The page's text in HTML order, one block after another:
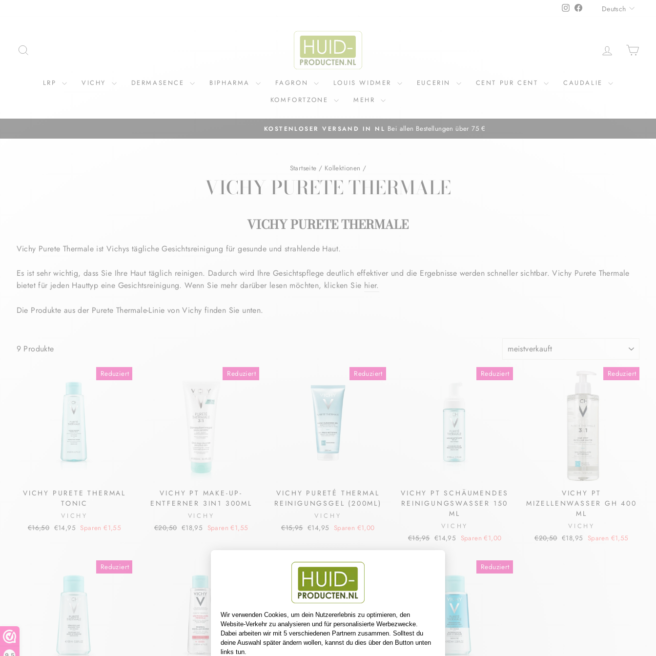
InstagramFacebookDeutsch
LRP VICHY DERMASENCE BIPHARMA FAGRON LOUIS WIDMER EUCERIN CENT PUR CENT
CAUDALIE
KOMFORTZONE
MEHR
Pause
KOSTENLOSER VERSAND IN NL Bei allen Bestellungen über 75 €
Startseite / Kollektionen /
VICHY PURETE THERMALE
VICHY PURETE THERMALE
Vichy Purete Thermale ist Vichys tägliche Gesichtsreinigung für gesunde und strahlende Haut.
Es ist sehr wichtig, dass Sie Ihre Haut täglich reinigen. Dadurch wird Ihre Gesichtspflege deutlich effektiver und die Ergebnisse werden schneller sichtbar. Vichy Purete Thermale
bietet für jeden Hauttyp eine Gesichtsreinigung. Wenn Sie mehr darüber lesen möchten, klicken Sie hier.
Die Produkte aus der Purete Thermale-Linie von Vichy finden Sie unten.
9 Produkte
Reduziert
VICHY PURETE THERMAL
TONIC
VICHY
Normaler
€16,50 Sonderpreis
€14,95 Sparen €1,55
Reduziert
VICHY PT MAKE-UP-
ENTFERNER 3IN1 300ML
VICHY
Normaler
€20,50 Sonderpreis
€18,95 Sparen €1,55
Reduziert
VICHY PURETÉ THERMAL
REINIGUNGSGEL (200ML)
VICHY
Normaler
€15,95 Sonderpreis
€14,95 Sparen €1,00
Reduziert
VICHY PT SCHÄUMENDES
REINIGUNGSWASSER 150
ML
VICHY
Normaler
€15,95 Sonderpreis
€14,95 Sparen €1,00
Reduziert
VICHY PT
MIZELLENWASSER GH 400
ML
VICHY
Normaler
€20,50 Sonderpreis
€18,95 Sparen €1,55
Reduziert Reduziert Reduziert